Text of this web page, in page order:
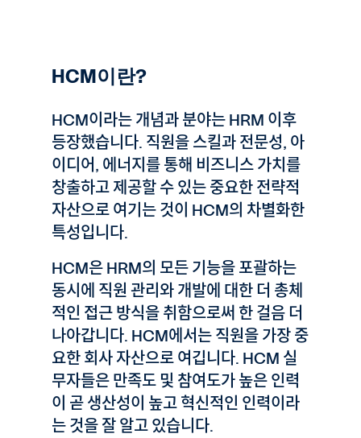
HCM이란?
HCM이라는 개념과 분야는 HRM 이후
등장했습니다. 직원을 스킬과 전문성, 아
이디어, 에너지를 통해 비즈니스 가치를
창출하고 제공할 수 있는 중요한 전략적
자산으로 여기는 것이 HCM의 차별화한
특성입니다.
HCM은 HRM의 모든 기능을 포괄하는
동시에 직원 관리와 개발에 대한 더 총체
적인 접근 방식을 취함으로써 한 걸음 더
나아갑니다. HCM에서는 직원을 가장 중
요한 회사 자산으로 여깁니다. HCM 실
무자들은 만족도 및 참여도가 높은 인력
이 곧 생산성이 높고 혁신적인 인력이라
는 것을 잘 알고 있습니다.